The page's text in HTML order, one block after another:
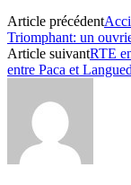
Article précédent
Triomphant: un
Article suivantRTE
entre Paca et